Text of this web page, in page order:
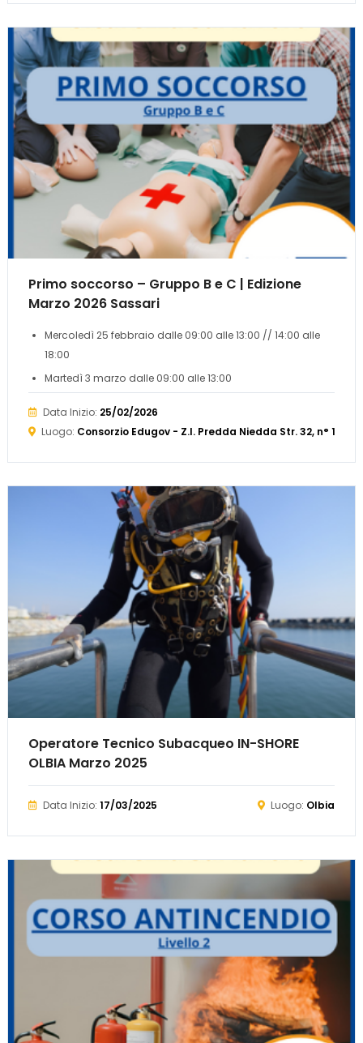
Primo soccorso – Gruppo B e C | Edizione
Marzo 2026 Sassari
Mercoledì 25 febbraio dalle 09:00 alle 13:00 // 14:00 alle
18:00
Martedì 3 marzo dalle 09:00 alle 13:00
Data Inizio: 25/02/2026
Luogo: Consorzio Edugov - Z.I. Predda Niedda Str. 32, n° 19
Operatore Tecnico Subacqueo IN-SHORE
OLBIA Marzo 2025
Data Inizio: 17/03/2025 Luogo: Olbia